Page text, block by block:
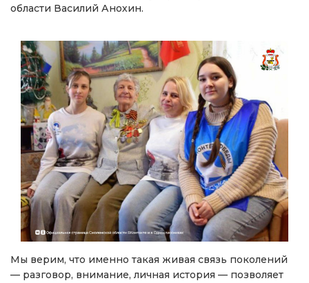
области Василий Анохин.
Мы верим, что именно такая живая связь поколений
— разговор, внимание, личная история — позволяет